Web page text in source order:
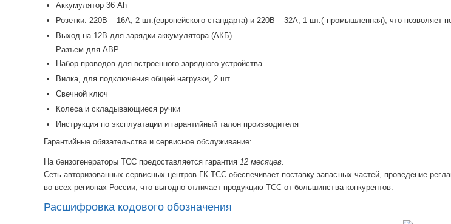
Аккумулятор 36 Ah
Розетки: 220В – 16А, 2 шт.(европейского стандарта) и 220В – 32А, 1 шт.( промышленная), что позволяет
Выход на 12В для зарядки аккумулятора (АКБ)
Разъем для АВР.
Набор проводов для встроенного зарядного устройства
Вилка, для подключения общей нагрузки, 2 шт.
Свечной ключ
Колеса и складывающиеся ручки
Инструкция по эксплуатации и гарантийный талон производителя
Гарантийные обязательства и сервисное обслуживание:
На бензогенераторы ТСС предоставляется гарантия12 месяцев.
Cеть авторизованных сервисных центров ГК ТСС обеспечивает поставку запасных частей, проведение
во всех регионах России, что выгодно отличает продукцию ТСС от большинства конкурентов.
Расшифровка кодового обозначения